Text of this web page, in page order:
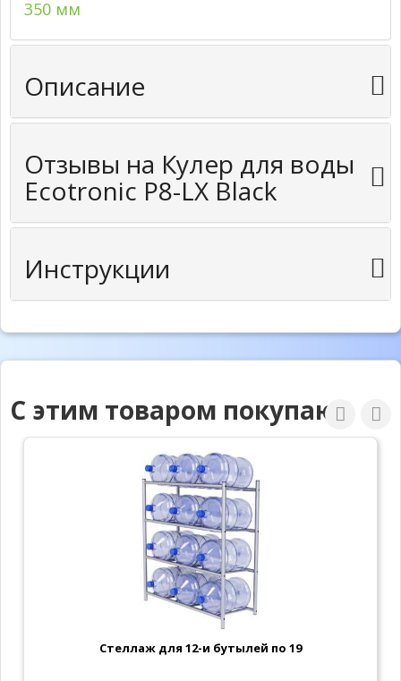
350 мм
Описание
Отзывы на Кулер для воды
Ecotronic P8-LX Black
Инструкции
С этим товаром покупают
Стеллаж для 12-и бутылей по 19